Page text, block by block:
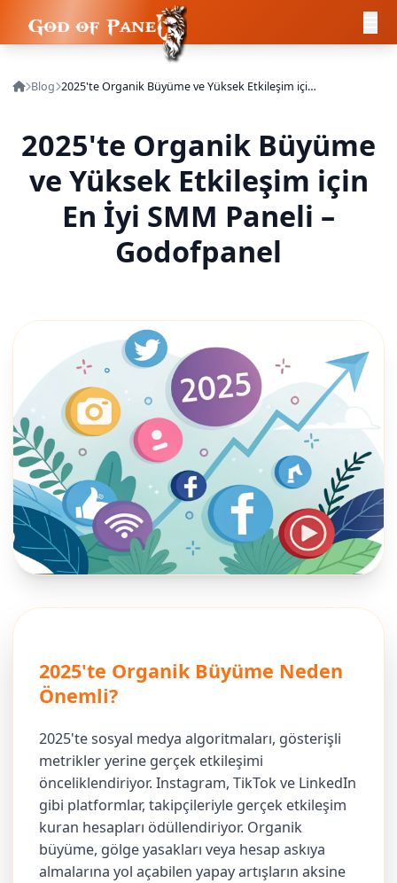
Blog 2025'te Organik Büyüme ve Yüksek Etkileşim için En İyi SMM Paneli – Godofpanel
2025'te Organik Büyüme
ve Yüksek Etkileşim için
En İyi SMM Paneli –
Godofpanel
2025'te Organik Büyüme Neden
Önemli?
2025'te sosyal medya algoritmaları, gösterişli
metrikler yerine gerçek etkileşimi
önceliklendiriyor. Instagram, TikTok ve LinkedIn
gibi platformlar, takipçileriyle gerçek etkileşim
kuran hesapları ödüllendiriyor. Organik
büyüme, gölge yasakları veya hesap askıya
almalarına yol açabilen yapay artışların aksine